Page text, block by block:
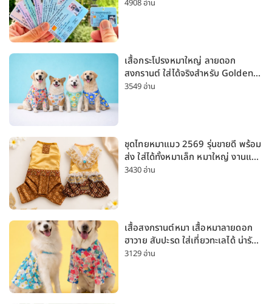
4908 อ่าน
เสื้อกระโปรงหมาใหญ่ ลายดอก
สงกรานต์ ใส่ได้จริงสำหรับ Golden
Husky Labrador [อัปเดต 2026]
3549 อ่าน
ชุดไทยหมาแมว 2569 รุ่นขายดี พร้อม
ส่ง ใส่ได้ทั้งหมาเล็ก หมาใหญ่ งานแต่ง
สงกรานต์ ลอยกระทง
3430 อ่าน
เสื้อสงกรานต์หมา เสื้อหมาลายดอก
ฮาวาย สับปะรด ใส่เที่ยวทะเลได้ น่ารัก
ใส่ได้ทั้งหมาเล็กและหมาใหญ่
3129 อ่าน